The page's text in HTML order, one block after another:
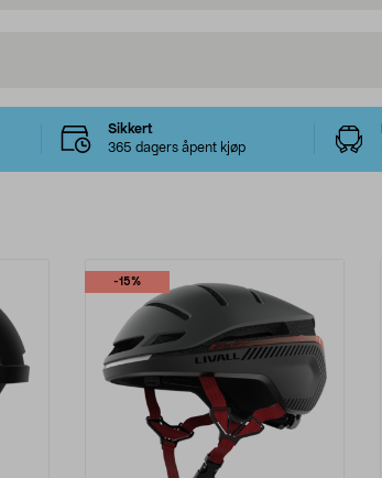
Sikkert
365 dagers åpent kjøp
-15%